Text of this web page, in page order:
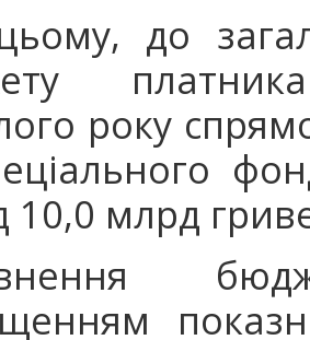
до
року
10,0 млрд